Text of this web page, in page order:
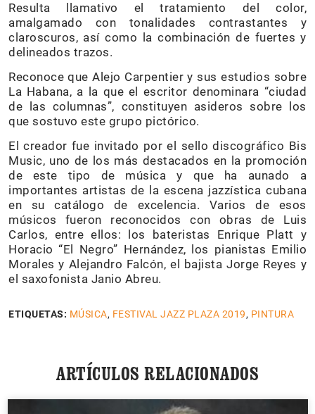
Resulta llamativo el tratamiento del color,
amalgamado con tonalidades contrastantes y
claroscuros, así como la combinación de fuertes y
delineados trazos.
Reconoce que Alejo Carpentier y sus estudios sobre
La Habana, a la que el escritor denominara “ciudad
de las columnas”, constituyen asideros sobre los
que sostuvo este grupo pictórico.
El creador fue invitado por el sello discográfico Bis
Music, uno de los más destacados en la promoción
de este tipo de música y que ha aunado a
importantes artistas de la escena jazzística cubana
en su catálogo de excelencia. Varios de esos
músicos fueron reconocidos con obras de Luis
Carlos, entre ellos: los bateristas Enrique Platt y
Horacio “El Negro” Hernández, los pianistas Emilio
Morales y Alejandro Falcón, el bajista Jorge Reyes y
el saxofonista Janio Abreu.
ETIQUETAS: MÚSICA, FESTIVAL JAZZ PLAZA 2019, PINTURA
ARTÍCULOS RELACIONADOS